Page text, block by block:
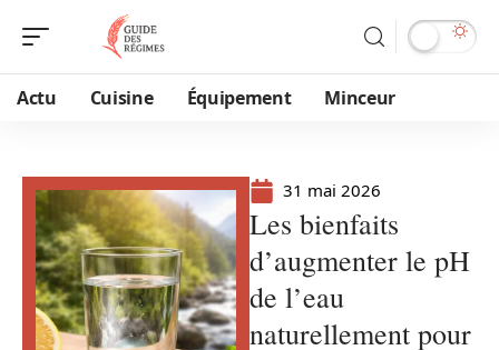
Actu Cuisine Équipement Minceur
31 mai 2026
Les bienfaits
d’augmenter le pH
de l’eau
naturellement pour